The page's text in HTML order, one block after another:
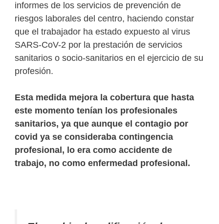
informes de los servicios de prevención de
riesgos laborales del centro, haciendo constar
que el trabajador ha estado expuesto al virus
SARS-CoV-2 por la prestación de servicios
sanitarios o socio-sanitarios en el ejercicio de su
profesión.
Esta medida mejora la cobertura que hasta
este momento tenían los profesionales
sanitarios, ya que aunque el contagio por
covid ya se consideraba contingencia
profesional, lo era como accidente de
trabajo, no como enfermedad profesional.